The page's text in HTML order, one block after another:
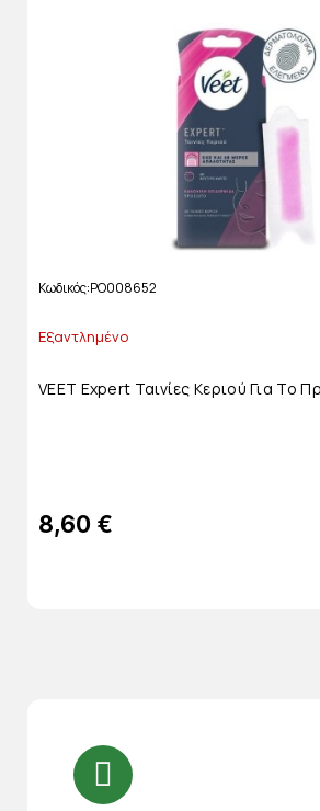
Κωδικός PO008652
Εξαντλημένο
VEET Expert Ταινίες Κεριού Για Το
8,60 €